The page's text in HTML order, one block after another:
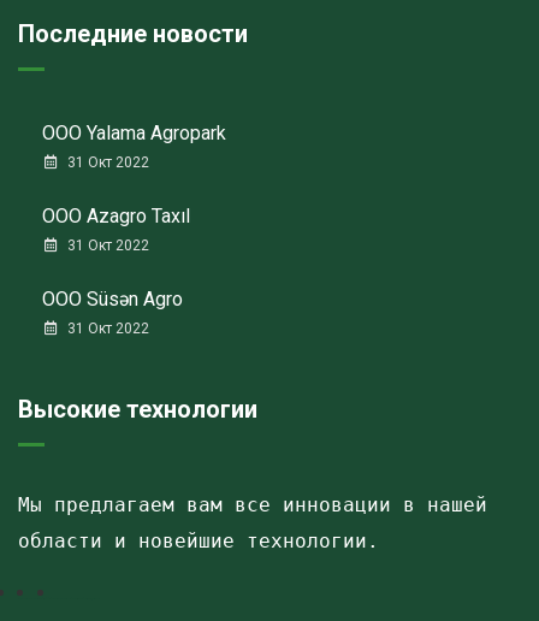
Последние новости
ООО Yalama Agropark
31 Окт 2022
ООО Azagro Taxıl
31 Окт 2022
ООО Süsən Agro
31 Окт 2022
Высокие технологии
Мы предлагаем вам все инновации в нашей
области и новейшие технологии.